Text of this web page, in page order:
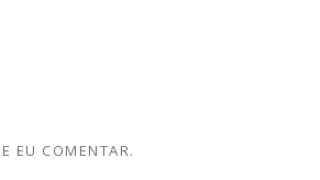
EU COMENTAR.